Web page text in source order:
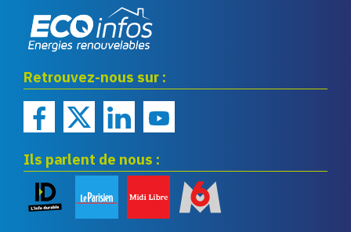
renouvelables
Retrouvez-nous sur :
Ils parlent de nous :